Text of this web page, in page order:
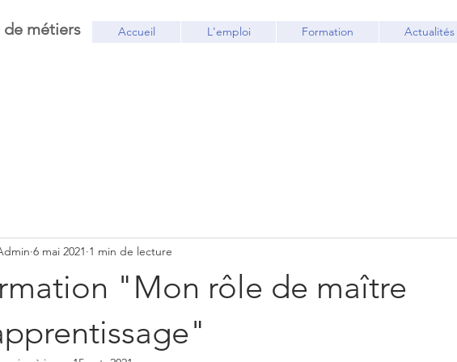
de métiers Accueil L'emploi Formation Actualités
"Mon rôle de maître
6 mai 2021 1 min de lecture